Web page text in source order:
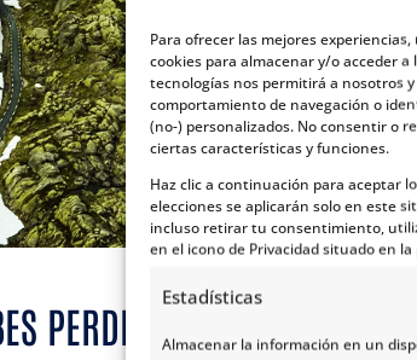
Para ofrecer las mejores
cookies para almacenar y/o acceder
tecnologías nos permitirá a nosotros
comportamiento de navegación o
(no-) personalizados. No consentir o
ciertas características y funciones.
Haz clic a continuación para aceptar
elecciones se aplicarán solo en este
incluso retirar tu consentimiento,
en el icono de Privacidad situado en
Estadísticas
Almacenar la información en un
PERDERTE AL VIAJAR A